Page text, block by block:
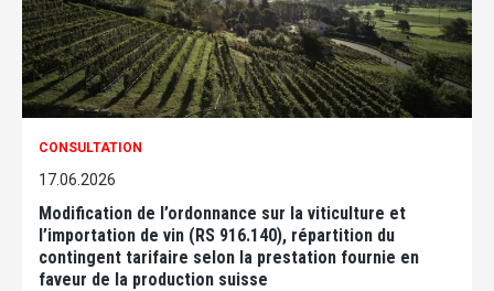
CONSULTATION
17.06.2026
Modification de l’ordonnance sur la viticulture et
l’importation de vin (RS 916.140), répartition du
contingent tarifaire selon la prestation fournie en
faveur de la production suisse